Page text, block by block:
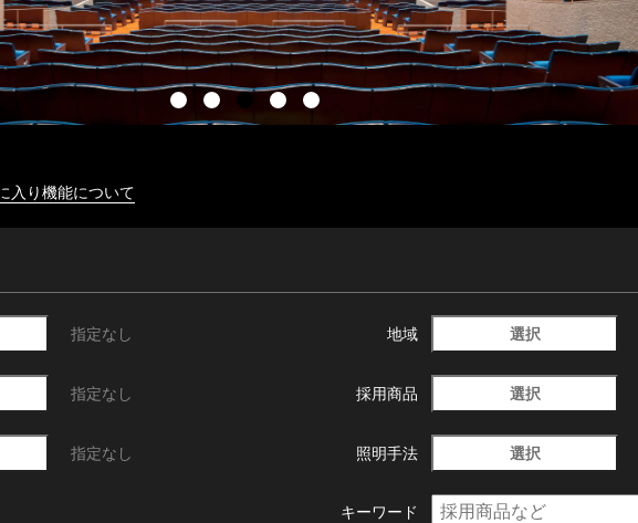
入り機能について
指定なし 地域 選択
指定なし 採用商品 選択
指定なし 照明手法 選択
キーワード